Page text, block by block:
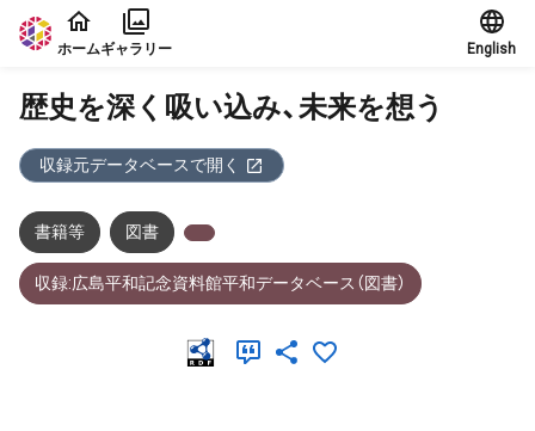
本文に飛ぶ
ホームギャラリー English
歴史を深く吸い込み、未来を想う
収録元データベースで開く
書籍等 図書
収録:広島平和記念資料館平和データベース（図書）